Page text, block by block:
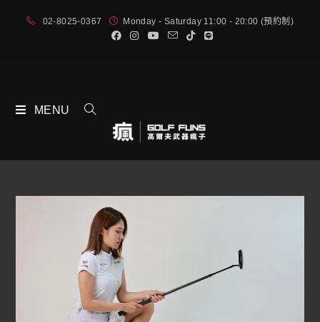
02-8025-0367 Monday - Saturday 11:00 - 20:00 (預約制)
MENU